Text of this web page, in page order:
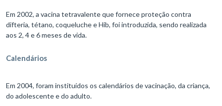
Em 2002, a vacina tetravalente que fornece proteção contra
difteria, tétano, coqueluche e Hib, foi introduzida, sendo realizada
aos 2, 4 e 6 meses de vida.
Calendários
Em 2004, foram instituídos os calendários de vacinação, da criança,
do adolescente e do adulto.